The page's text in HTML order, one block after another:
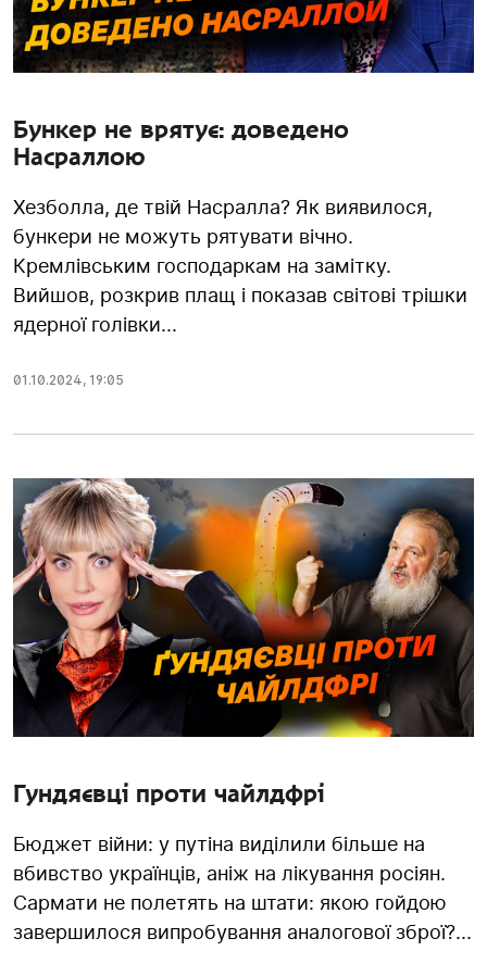
Бункер не врятує: доведено
Насраллою
Хезболла, де твій Насралла? Як виявилося,
бункери не можуть рятувати вічно.
Кремлівським господаркам на замітку.
Вийшов, розкрив плащ і показав світові трішки
ядерної голівки...
01.10.2024, 19:05
Гундяєвці проти чайлдфрі
Бюджет війни: у путіна виділили більше на
вбивство українців, аніж на лікування росіян.
Сармати не полетять на штати: якою гойдою
завершилося випробування аналогової зброї?...